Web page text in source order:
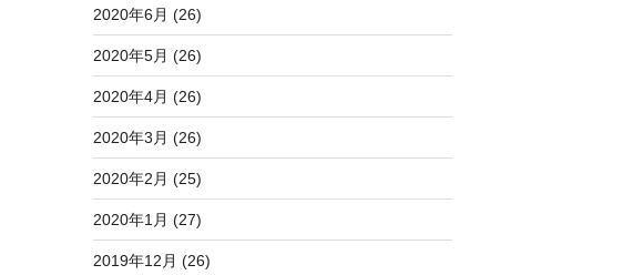
2020年6月 (26)
2020年5月 (26)
2020年4月 (26)
2020年3月 (26)
2020年2月 (25)
2020年1月 (27)
2019年12月 (26)